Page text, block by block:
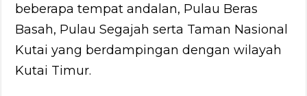
beberapa tempat andalan, Pulau Beras
Basah, Pulau Segajah serta Taman Nasional
Kutai yang berdampingan dengan wilayah
Kutai Timur.